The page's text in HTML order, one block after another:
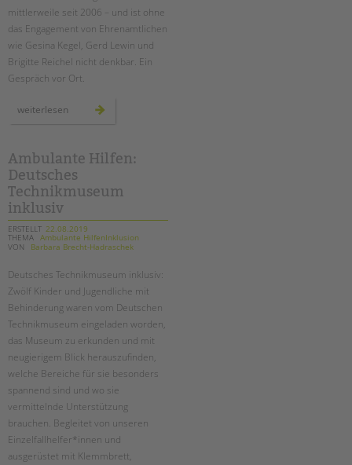
mittlerweile seit 2006 – und ist ohne
das Engagement von Ehrenamtlichen
wie Gesina Kegel, Gerd Lewin und
Brigitte Reichel nicht denkbar. Ein
Gespräch vor Ort.
weiterlesen ehrenamt
moltke-
schule
Ambulante Hilfen:
Deutsches
Technikmuseum
inklusiv
ERSTELLT 22.08.2019
THEMA Ambulante HilfenInklusion
VON
Barbara Brecht-Hadraschek
Deutsches Technikmuseum inklusiv:
Zwölf Kinder und Jugendliche mit
Behinderung waren vom Deutschen
Technikmuseum eingeladen worden,
das Museum zu erkunden und mit
neugierigem Blick herauszufinden,
welche Bereiche für sie besonders
spannend sind und wo sie
vermittelnde Unterstützung
brauchen. Begleitet von unseren
Einzelfallhelfer*innen und
ausgerüstet mit Klemmbrett,